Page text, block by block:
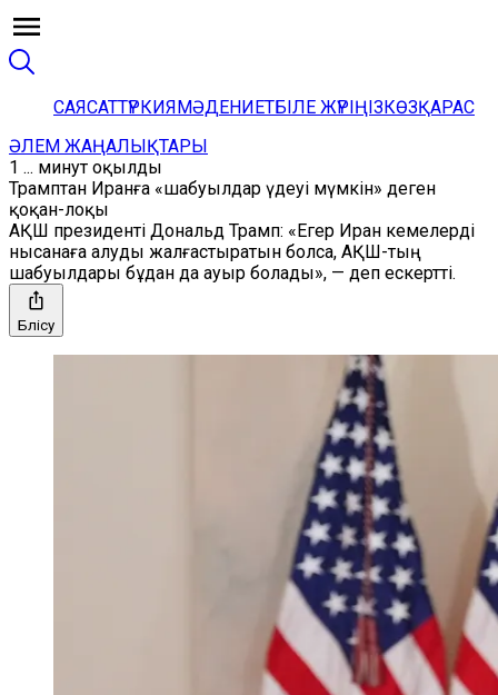
САЯСАТТҮРКИЯМӘДЕНИЕТБІЛЕ ЖҮРІҢІЗКӨЗҚАРАС
ӘЛЕМ ЖАҢАЛЫҚТАРЫ
1 ... минут оқылды
Трамптан Иранға «шабуылдар үдеуі мүмкін» деген
қоқан-лоқы
АҚШ президенті Дональд Трамп: «Егер Иран кемелерді
нысанаға алуды жалғастыратын болса, АҚШ-тың
шабуылдары бұдан да ауыр болады», — деп ескертті.
Бөлісу